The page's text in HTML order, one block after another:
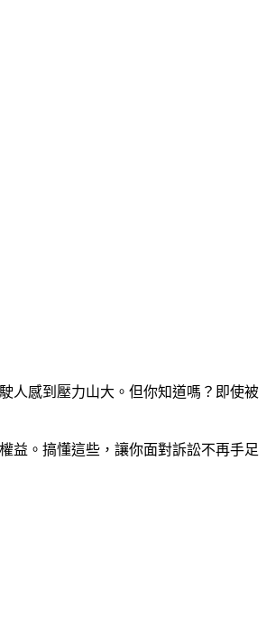
人感到壓力山大。但你知道嗎？即使被
益。搞懂這些，讓你面對訴訟不再手足